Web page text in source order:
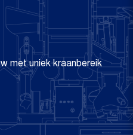
met uniek kraanbereik